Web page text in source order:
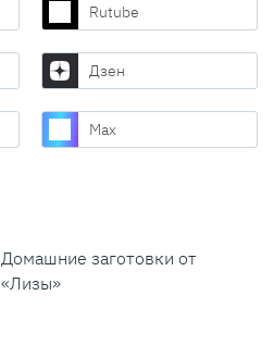
Rutube
Дзен
Max
Домашние заготовки от
«Лизы»